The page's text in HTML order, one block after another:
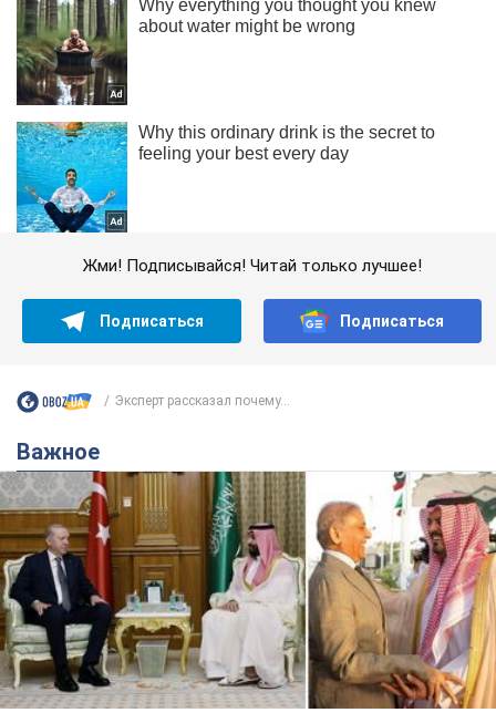
Жми! Подписывайся! Читай только лучшее!
Подписаться Подписаться
Эксперт рассказал почему...
Важное